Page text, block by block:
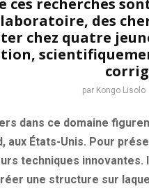
ces recherches
des
chez quatre
par Kongo Lisolo
dans ce domaine
aux États-Unis. Pour
techniques innovantes.
une structure sur